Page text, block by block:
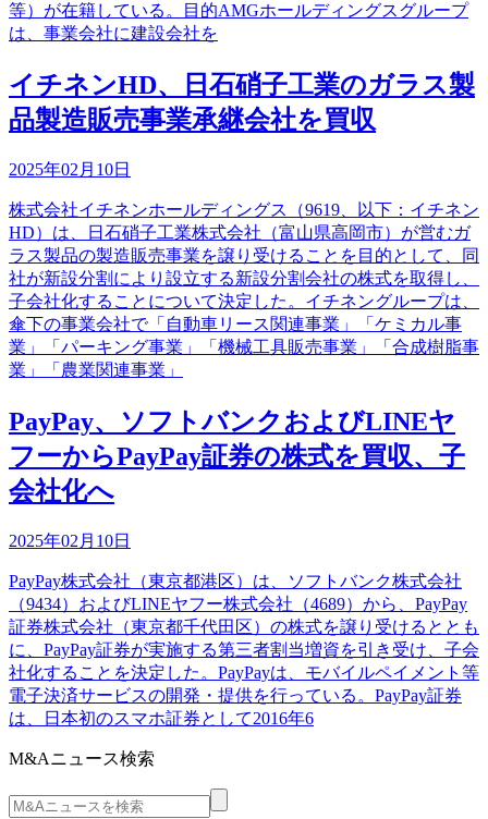
等）が在籍している。目的AMGホールディングスグループ
は、事業会社に建設会社を
イチネンHD、日石硝子工業のガラス製
品製造販売事業承継会社を買収
2025年02月10日
株式会社イチネンホールディングス（9619、以下：イチネン
HD）は、日石硝子工業株式会社（富山県高岡市）が営むガ
ラス製品の製造販売事業を譲り受けることを目的として、同
社が新設分割により設立する新設分割会社の株式を取得し、
子会社化することについて決定した。イチネングループは、
傘下の事業会社で「自動車リース関連事業」「ケミカル事
業」「パーキング事業」「機械工具販売事業」「合成樹脂事
業」「農業関連事業」
PayPay、ソフトバンクおよびLINEヤ
フーからPayPay証券の株式を買収、子
会社化へ
2025年02月10日
PayPay株式会社（東京都港区）は、ソフトバンク株式会社
（9434）およびLINEヤフー株式会社（4689）から、PayPay
証券株式会社（東京都千代田区）の株式を譲り受けるととも
に、PayPay証券が実施する第三者割当増資を引き受け、子会
社化することを決定した。PayPayは、モバイルペイメント等
電子決済サービスの開発・提供を行っている。PayPay証券
は、日本初のスマホ証券として2016年6
M&Aニュース検索